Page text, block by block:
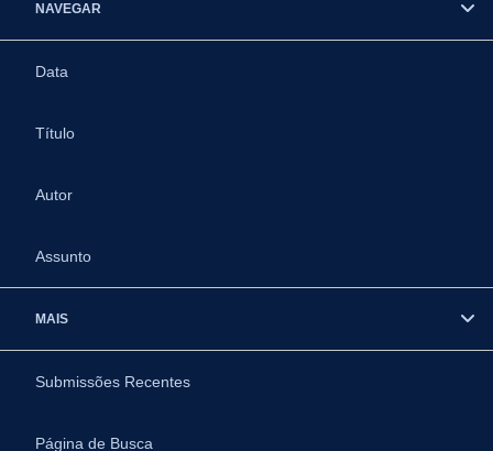
NAVEGAR
Data
Título
Autor
Assunto
MAIS
Submissões Recentes
Página de Busca